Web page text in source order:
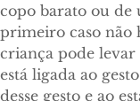
copo barato ou de
primeiro caso não
criança pode levar
está ligada ao
desse gesto e ao